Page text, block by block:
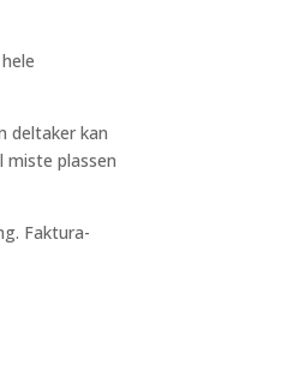
deltaker kan
plassen
Faktura-